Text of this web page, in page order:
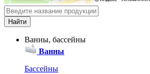
Ванны, бассейны
Ванны
Бассейны